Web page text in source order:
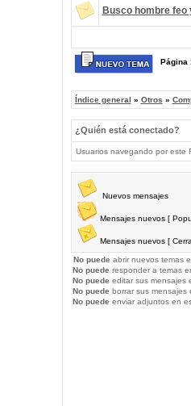
Busco hombre feo
Página
Índice general » Otros »
¿Quién está conectado?
Usuarios navegando por este
Nuevos mensajes
Mensajes nuevos [
Mensajes nuevos [
No puede abrir nuevos temas
No puede responder a temas
No puede editar sus mensajes
No puede borrar sus mensajes
No puede enviar adjuntos en